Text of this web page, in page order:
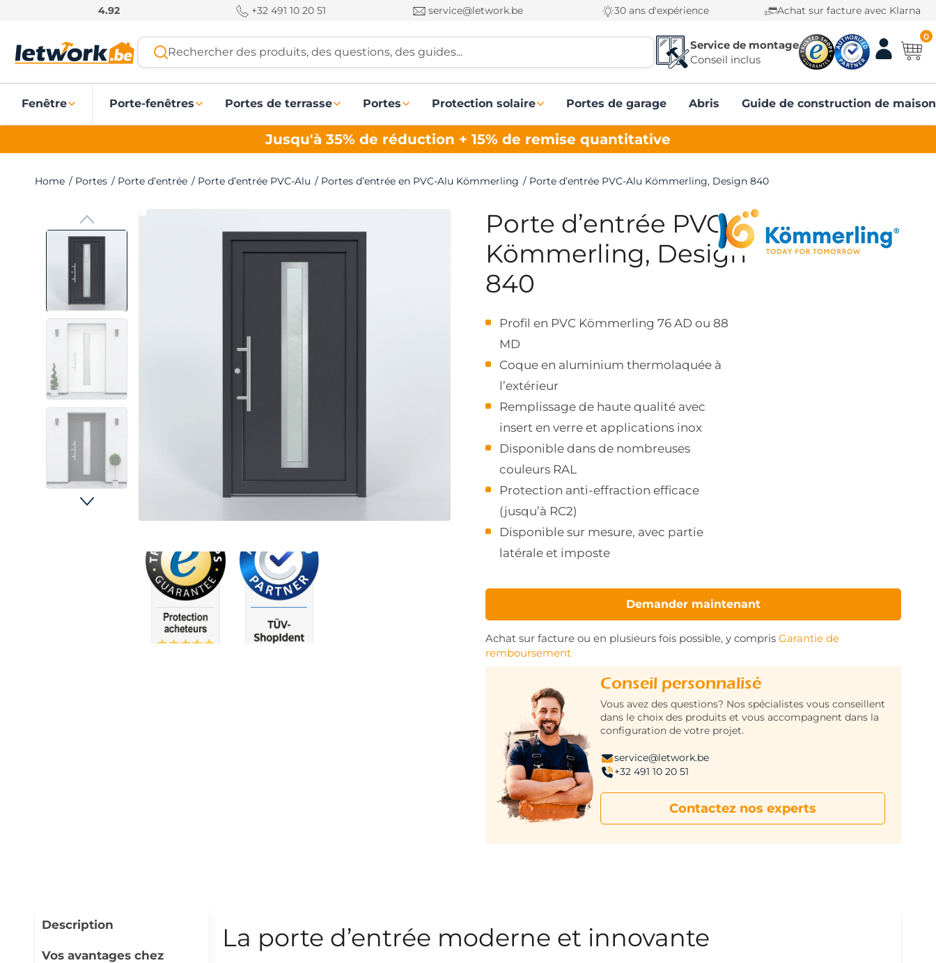
u
4.92 +32 491 10 20 51 service@letwork.be 30 ans d'expérience Achat sur facture avec Klarna
Rechercher des produits, des questions, des guides...
Service de montage
Conseil inclus
0
Fenêtre Porte-fenêtres Portes de terrasse Portes Protection solaire Portes de garage Abris Guide de construction de maison
Jusqu'à 35% de réduction + 15% de remise quantitative
Home / Portes / Porte d’entrée / Porte d’entrée PVC-Alu / Portes d’entrée en PVC-Alu Kömmerling / Porte d’entrée PVC-Alu Kömmerling, Design 840
Porte d’entrée PVC-Alu
Kömmerling, Design
840
Profil en PVC Kömmerling 76 AD ou 88
MD
Coque en aluminium thermolaquée à
l’extérieur
Remplissage de haute qualité avec
insert en verre et applications inox
Disponible dans de nombreuses
couleurs RAL
Protection anti-effraction efficace
(jusqu’à RC2)
Disponible sur mesure, avec partie
latérale et imposte
Demander maintenant
Achat sur facture ou en plusieurs fois possible, y compris Garantie de
remboursement
Conseil personnalisé
Vous avez des questions? Nos spécialistes vous conseillent
dans le choix des produits et vous accompagnent dans la
configuration de votre projet.
service@letwork.be
+32 491 10 20 51
Contactez nos experts
Description
Vos avantages chez
La porte d’entrée moderne et innovante